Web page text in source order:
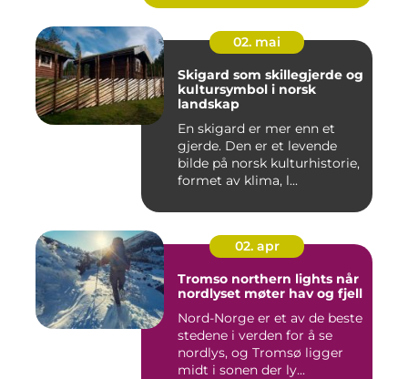
02. mai
Skigard som skillegjerde og
kultursymbol i norsk
landskap
En skigard er mer enn et
gjerde. Den er et levende
bilde på norsk kulturhistorie,
formet av klima, l...
02. apr
Tromso northern lights når
nordlyset møter hav og fjell
Nord-Norge er et av de beste
stedene i verden for å se
nordlys, og Tromsø ligger
midt i sonen der ly...